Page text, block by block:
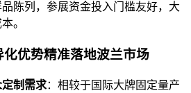
陈列，参展资金投入门槛友好，大
。
化优势精准落地波兰市场
制需求：相较于国际大牌固定量产